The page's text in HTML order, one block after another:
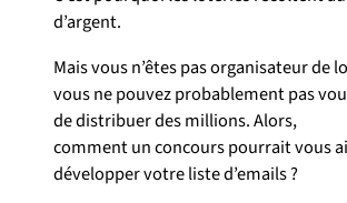
d’argent.
Mais vous n’êtes pas organisateur de
vous ne pouvez probablement pas
de distribuer des millions. Alors,
comment un concours pourrait vous
développer votre liste d’emails ?